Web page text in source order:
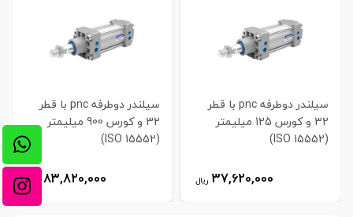
سیلندر دوطرفه pnc با قطر
32 و کورس 125 میلیمتر
(ISO 15552)
37,620,000 ریال
سیلندر دوطرفه pnc با قطر
32 و کورس 900 میلیمتر
(ISO 15552)
83,820,000 ریال